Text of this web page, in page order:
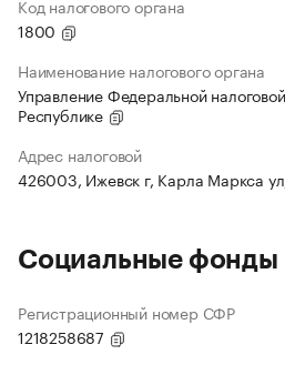
Код налогового органа
1800
Наименование налогового органа
Управление Федеральной
Республике
Адрес налоговой
426003, Ижевск г, Карла Маркса
Социальные фонды
Регистрационный номер СФР
1218258687